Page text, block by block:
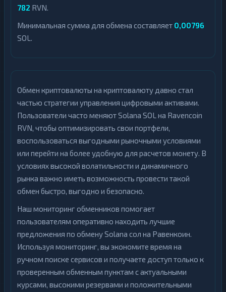
782 RVN.
Минимальная сумма для обмена составляет 0,00796
SOL.
Обмен криптовалюты на криптовалюту давно стал
частью стратегии управления цифровыми активами.
Пользователи часто меняют Solana SOL на Ravencoin
RVN, чтобы оптимизировать свои портфели,
воспользоваться выгодными рыночными условиями
или перейти на более удобную для расчетов монету. В
условиях высокой волатильности и динамичного
рынка важно иметь возможность провести такой
обмен быстро, выгодно и безопасно.
Наш мониторинг обменников помогает
пользователям оперативно находить лучшие
предложения по обмену Solana сол на Равенкоин.
Используя мониторинг, вы экономите время на
ручном поиске сервисов и получаете доступ только к
проверенным обменным пунктам с актуальными
курсами, высокими резервами и положительными